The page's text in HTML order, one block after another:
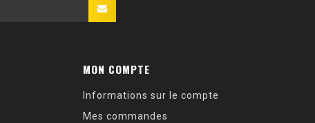
MON COMPTE
Informations sur le compte
Mes commandes